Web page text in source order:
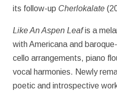
its follow-up Cherlokalate
Like An Aspen Leafis a
with Americana and
cello arrangements, piano
vocal harmonies. Newly
poetic and introspective